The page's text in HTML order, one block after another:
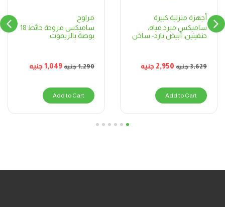
أجهزة منزلية كبيرة
ساميكس مبرد مياه،
حنفيتين، أبيض بارد- ساخن
3,629جنيه 2,950 جنيه
Add to Cart
مراوح
ساميكس مروحة حائط 18
بوصة بالريموت
1,290جنيه 1,049جنيه
Add to Cart
1
2